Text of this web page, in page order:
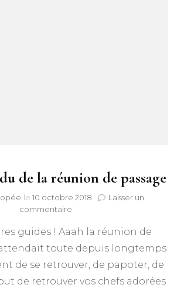
de la réunion de passage
le 10 octobre 2018
Laisser un
commentaire
rendu
de
réunion
de
guides ! Aaah la réunion de
toute depuis longtemps
de se retrouver, de papoter, de
de retrouver vos chefs adorées